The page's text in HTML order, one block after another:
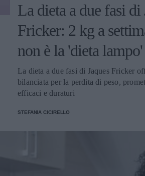
La dieta a due fasi di
Fricker: 2 kg a
non è la 'dieta lampo'
La dieta a due fasi di Jaques Fricker
bilanciata per la perdita di peso,
efficaci e duraturi
STEFANIA CICIRELLO